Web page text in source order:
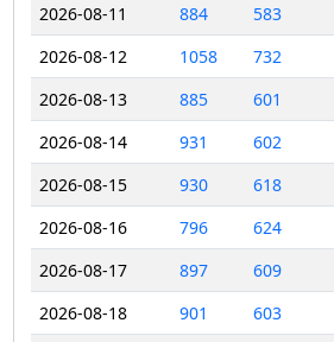
2026-08-11
884 583
2026-08-12
1058 732
2026-08-13
885 601
2026-08-14
931 602
2026-08-15
930 618
2026-08-16
796 624
2026-08-17
897 609
2026-08-18
901 603